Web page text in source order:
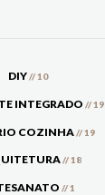
DIY// 10
INTEGRADO // 19
COZINHA// 19
// 18
// 1